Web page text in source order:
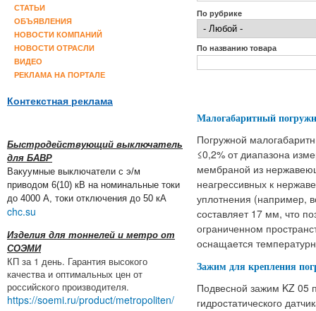
СТАТЬИ
ОБЪЯВЛЕНИЯ
НОВОСТИ КОМПАНИЙ
НОВОСТИ ОТРАСЛИ
ВИДЕО
РЕКЛАМА НА ПОРТАЛЕ
Контекстная реклама
Быстродействующий выключатель
для БАВР
Вакуумные выключатели с э/м
приводом 6(10) кВ на номинальные токи
до 4000 А, токи отключения до 50 кА
chc.su
Изделия для тоннелей и метро от
СОЭМИ
КП за 1 день. Гарантия высокого
качества и оптимальных цен от
российского производителя.
https://soemi.ru/product/metropoliten/
По рубрике
По названию товара
Малогабаритный
Погружной
≤0,2% от диапазона
мембраной из
неагрессивных к
уплотнения (например,
составляет 17 мм, что
ограниченном
оснащается
Зажим для крепления
Подвесной зажим KZ 05
гидростатического